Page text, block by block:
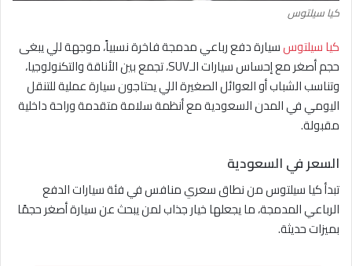
كيا سيلتوس
كيا سيلتوسسيارة دفع رباعي مدمجة فاخرة نسبياً، موجهة للي يبغى
حجم أصغر مع إحساس سيارات الـSUV، تجمع بين الأناقة والتكنولوجيا،
وتناسب الشباب أو العوائل الصغيرة اللي يحتاجون سيارة عملية للتنقل
اليومي في المدن السعودية مع أنظمة سلامة متقدمة وراحة داخلية
مقبولة.
السعر في السعودية
تبدأ كيا سيلتوس من نطاق سعري منافس في فئة سيارات الدفع
الرباعي المدمجة، ما يجعلها خيار جذاب لمن يبحث عن سيارة أصغر حجمًا
بميزات حديثة.